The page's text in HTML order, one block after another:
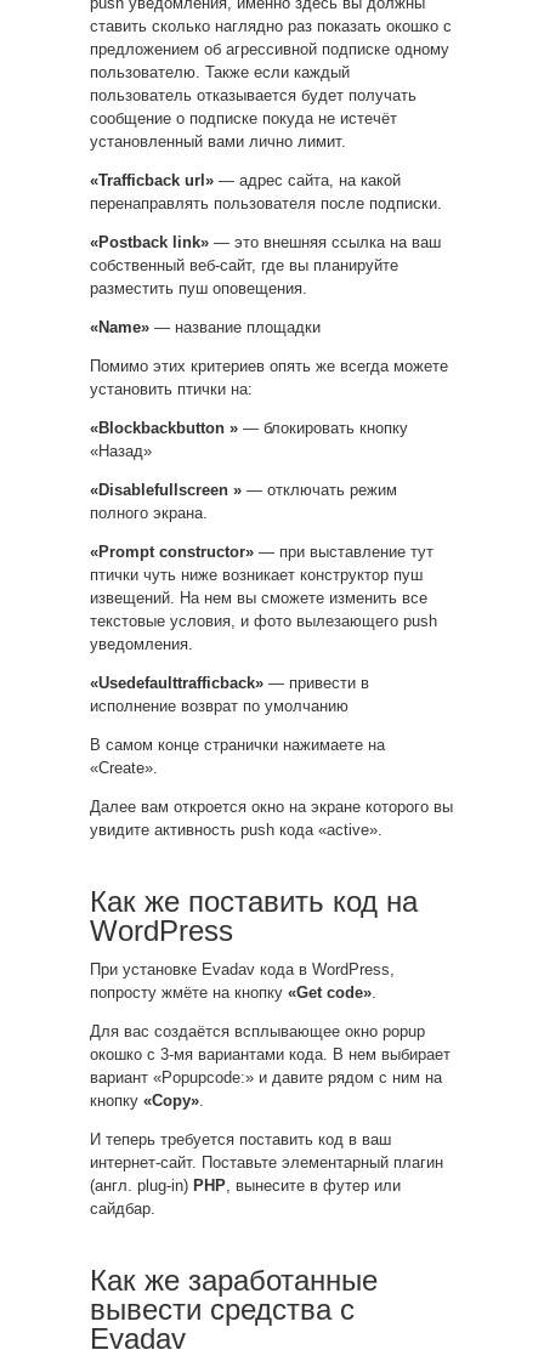
ставить сколько наглядно раз показать окошко с
предложением об агрессивной подписке одному
пользователю. Также если каждый
пользователь отказывается будет получать
сообщение о подписке покуда не истечёт
установленный вами лично лимит.
«Trafficback url» — адрес сайта, на какой
перенаправлять пользователя после подписки.
«Postback link» — это внешняя ссылка на ваш
собственный веб-сайт, где вы планируйте
разместить пуш оповещения.
«Name» — название площадки
Помимо этих критериев опять же всегда можете
установить птички на:
«Blockbackbutton » — блокировать кнопку
«Назад»
«Disablefullscreen » — отключать режим
полного экрана.
«Prompt constructor» — при выставление тут
птички чуть ниже возникает конструктор пуш
извещений. На нем вы сможете изменить все
текстовые условия, и фото вылезающего push
уведомления.
«Usedefaulttrafficback» — привести в
исполнение возврат по умолчанию
В самом конце странички нажимаете на
«Create».
Далее вам откроется окно на экране которого вы
увидите активность push кода «active».
Как же поставить код на
WordPress
При установке Evadav кода в WordPress,
попросту жмёте на кнопку «Get code».
Для вас создаётся всплывающее окно popup
окошко с 3-мя вариантами кода. В нем выбирает
вариант «Popupcode:» и давите рядом с ним на
кнопку «Copy».
И теперь требуется поставить код в ваш
интернет-сайт. Поставьте элементарный плагин
(англ. plug-in) PHP, вынесите в футер или
сайдбар.
Как же заработанные
вывести средства с
Evadav